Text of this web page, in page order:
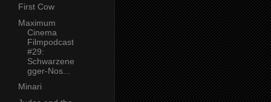
First Cow
Maximum
Cinema
Filmpodcast
#29:
Schwarzene
gger-Nos...
Minari